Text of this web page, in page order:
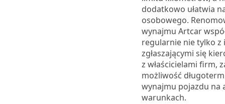
dodatkowo ułatwia
osobowego.
wynajmu Artcar
regularnie nie tylko z
zgłaszającymi się
z właścicielami firm,
możliwość
wynajmu pojazdu na
warunkach.